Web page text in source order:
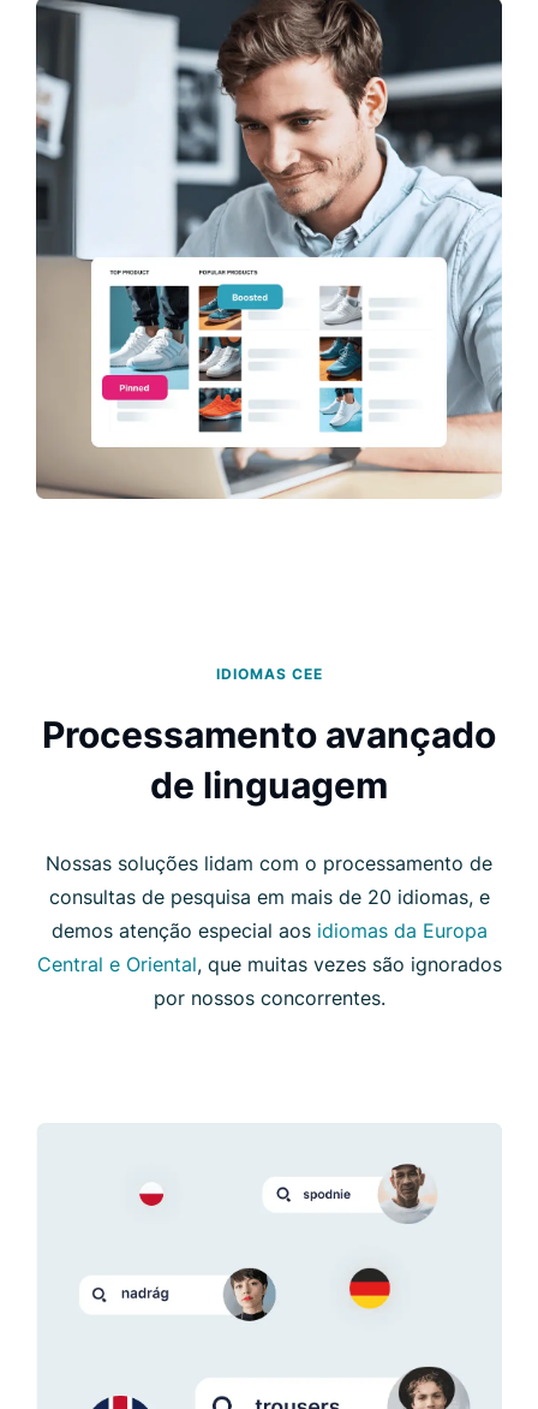
IDIOMAS CEE
Processamento avançado
de linguagem
Nossas soluções lidam com o processamento de
consultas de pesquisa em mais de 20 idiomas, e
demos atenção especial aos idiomas da Europa
Central e Oriental, que muitas vezes são ignorados
por nossos concorrentes.